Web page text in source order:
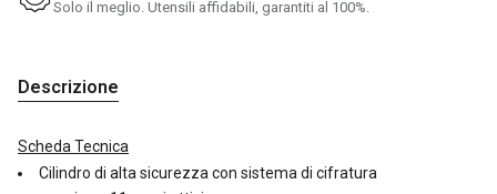
Solo il meglio. Utensili affidabili, garantiti al 100%.
Descrizione
Scheda Tecnica
Cilindro di alta sicurezza con sistema di cifratura